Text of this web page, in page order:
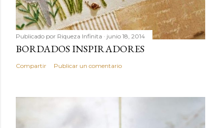
Publicado por Riqueza Infinita junio 18, 2014
BORDADOS INSPIRADORES
Compartir Publicar un comentario